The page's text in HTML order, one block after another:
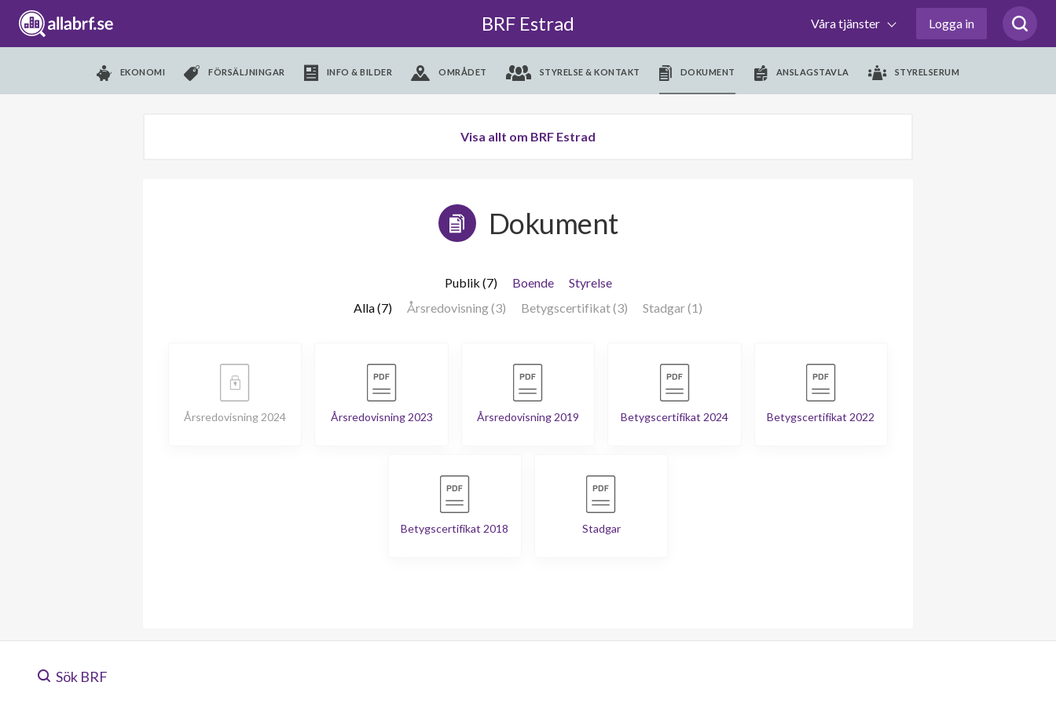
BRF Estrad Våra tjänster Logga in
EKONOMI FÖRSÄLJNINGAR INFO & BILDER OMRÅDET STYRELSE & KONTAKT DOKUMENT ANSLAGSTAVLA STYRELSERUM
Visa allt om BRF Estrad
Dokument
Publik (7) Boende
Styrelse
Alla (7)
Årsredovisning (3) Betygscertifikat (3) Stadgar (1)
Årsredovisning 2024 Årsredovisning 2023 Årsredovisning 2019 Betygscertifikat 2024 Betygscertifikat 2022
Betygscertifikat 2018 Stadgar
Sök BRF